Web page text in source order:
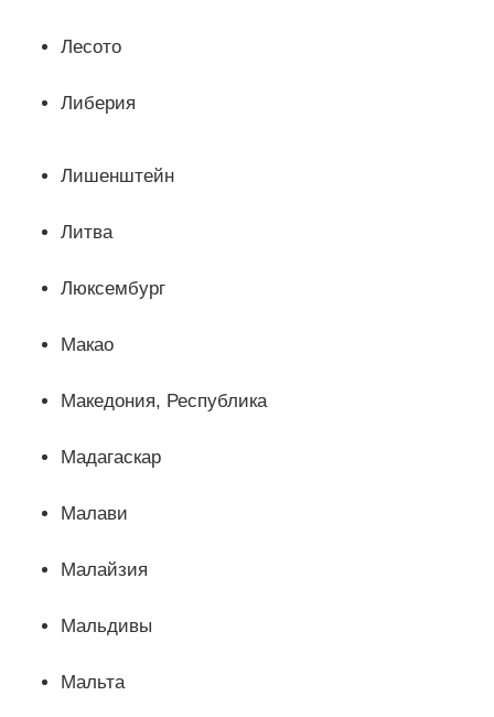
Лесото
Либерия
Лишенштейн
Литва
Люксембург
Макао
Македония, Республика
Мадагаскар
Малави
Малайзия
Мальдивы
Мальта